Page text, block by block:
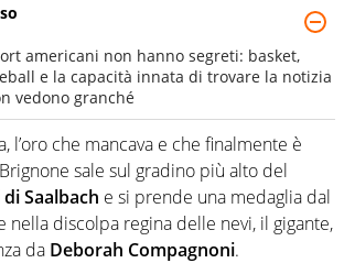
americani non hanno segreti: basket,
e la capacità innata di trovare la notizia
vedono granché
l’oro che mancava e che finalmente è
sale sul gradino più alto del
Saalbach e si prende una medaglia dal
nella discolpa regina delle nevi, il gigante,
da Deborah Compagnoni.